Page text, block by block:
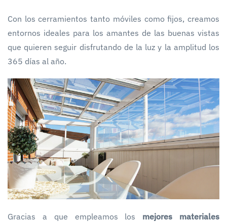
Con los cerramientos tanto móviles como fijos, creamos
entornos ideales para los amantes de las buenas vistas
que quieren seguir disfrutando de la luz y la amplitud los
365 días al año.
Gracias a que empleamos los mejores materiales